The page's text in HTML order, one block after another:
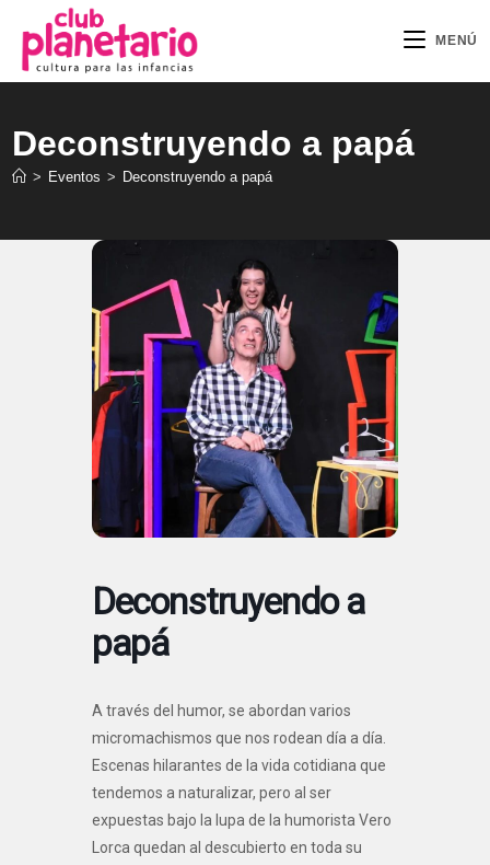
contenido
MENÚ
Deconstruyendo a papá
> Eventos > Deconstruyendo a papá
Deconstruyendo a
papá
A través del humor, se abordan varios
micromachismos que nos rodean día a día.
Escenas hilarantes de la vida cotidiana que
tendemos a naturalizar, pero al ser
expuestas bajo la lupa de la humorista Vero
Lorca quedan al descubierto en toda su